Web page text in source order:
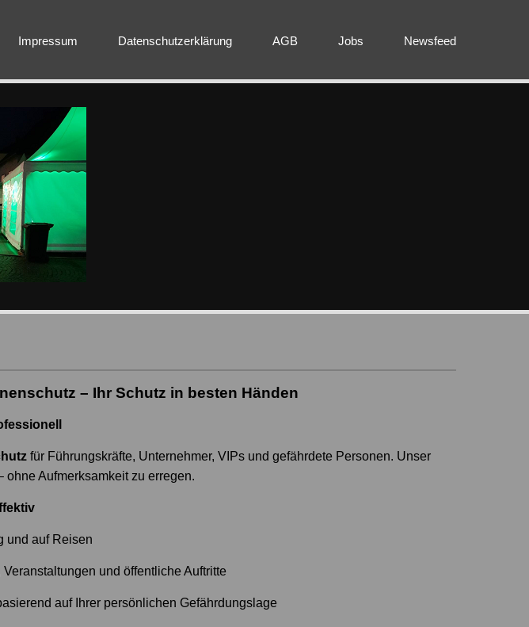
Impressum Datenschutzerklärung AGB Jobs Newsfeed
– Ihr Schutz in besten Händen
für Führungskräfte, Unternehmer, VIPs und gefährdete Personen. Unser
Aufmerksamkeit zu erregen.
und auf Reisen
und öffentliche Auftritte
auf Ihrer persönlichen Gefährdungslage